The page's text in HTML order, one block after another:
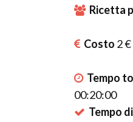
Ricetta
Costo 2 €
Tempo
00:20:00
Tempo